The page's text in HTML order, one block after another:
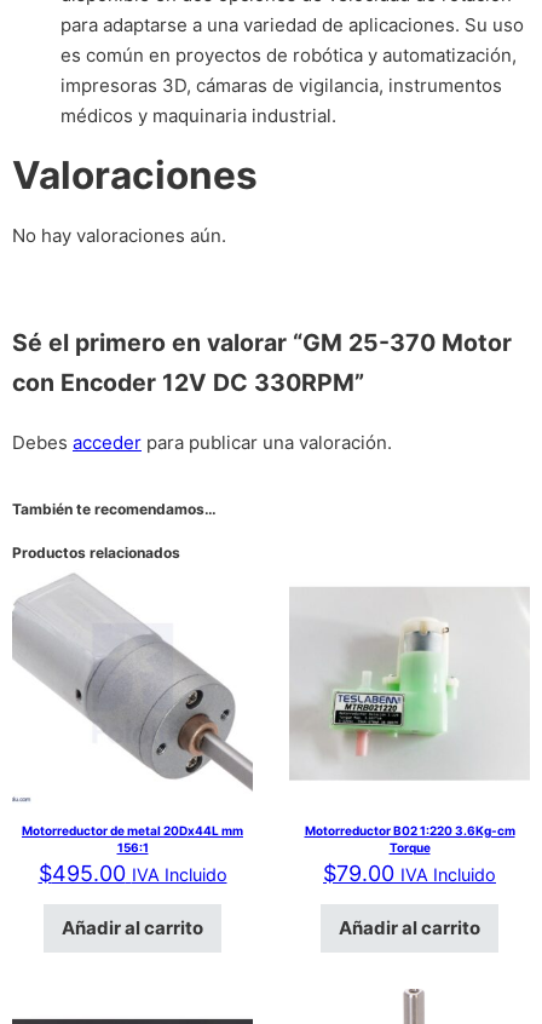
para adaptarse a una variedad de aplicaciones. Su uso
es común en proyectos de robótica y automatización,
impresoras 3D, cámaras de vigilancia, instrumentos
médicos y maquinaria industrial.
Valoraciones
No hay valoraciones aún.
Sé el primero en valorar “GM 25-370 Motor
con Encoder 12V DC 330RPM”
Debes acceder para publicar una valoración.
También te recomendamos…
Productos relacionados
Motorreductor de metal 20Dx44L mm
156:1
$495.00 IVA Incluido
Añadir al carrito
Motorreductor B02 1:220 3.6Kg-cm
Torque
$79.00 IVA Incluido
Añadir al carrito